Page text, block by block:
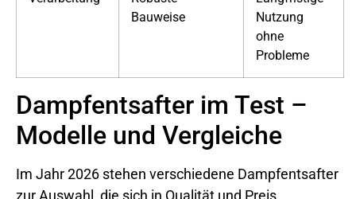
Bauweise
Nutzung
ohne
Probleme
Dampfentsafter im Test –
Modelle und Vergleiche
Im Jahr 2026 stehen verschiedene Dampfentsafter
zur Auswahl, die sich in Qualität und Preis